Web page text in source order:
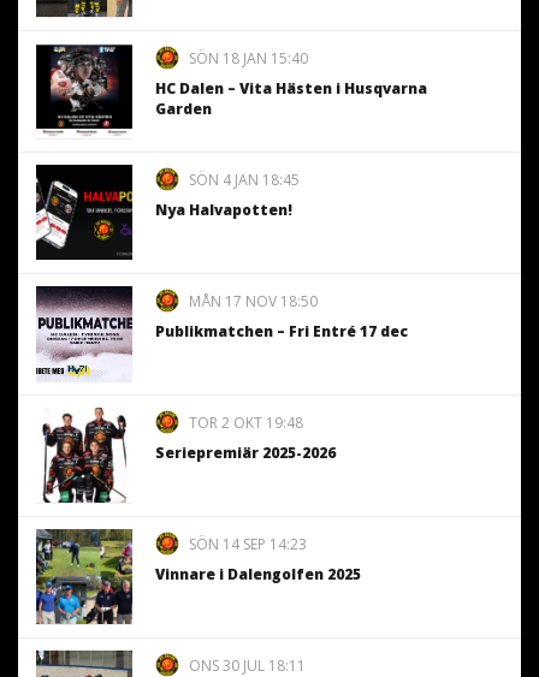
SÖN 18 JAN 15:40
HC Dalen – Vita Hästen i Husqvarna
Garden
SÖN 4 JAN 18:45
Nya Halvapotten!
MÅN 17 NOV 18:50
Publikmatchen – Fri Entré 17 dec
TOR 2 OKT 19:48
Seriepremiär 2025-2026
SÖN 14 SEP 14:23
Vinnare i Dalengolfen 2025
ONS 30 JUL 18:11